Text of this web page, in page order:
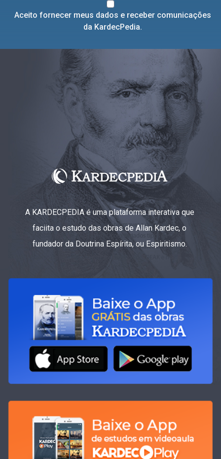
Aceito fornecer meus dados e receber comunicações
da KardecPedia.
A KARDECPEDIA é uma plataforma interativa que
faciita o estudo das obras de Allan Kardec, o
fundador da Doutrina Espírita, ou Espiritismo.